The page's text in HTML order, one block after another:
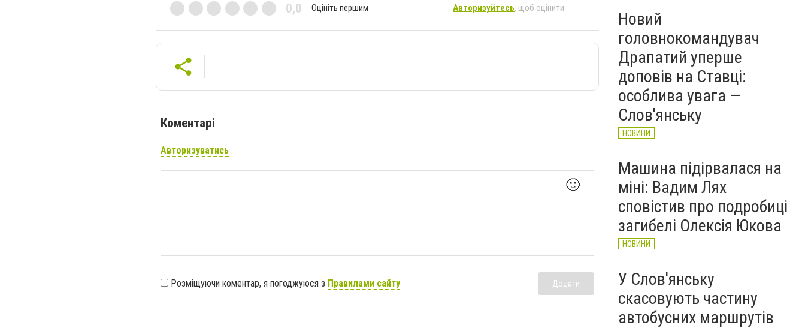
0,0 Оцініть першим Авторизуйтесь, щоб оцінити
Коментарі
Авторизуватись
🙂
Розміщуючи коментар, я погоджуюся з Правилами сайту Додати
Новий
головнокомандувач
Драпатий уперше
доповів на Ставці:
особлива увага —
Слов'янську
НОВИНИ
Машина підірвалася на
міні: Вадим Лях
сповістив про подробиці
загибелі Олексія Юкова
НОВИНИ
У Слов'янську
скасовують частину
автобусних маршрутів